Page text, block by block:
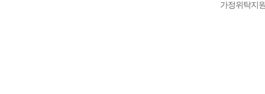
가정위탁지